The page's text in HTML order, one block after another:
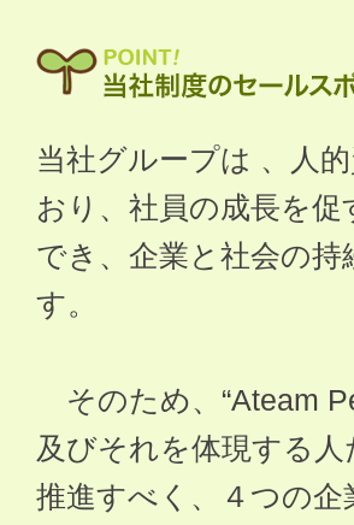
当社グループは 、人
おり、社員の成長を
でき、企業と社会の
す。
そのため、“Ateam
及びそれを体現する
推進すべく、４つの